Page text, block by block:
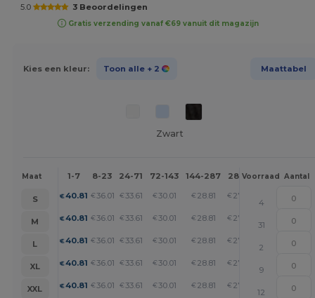
5.0 3 Beoordelingen
Gratis verzending vanaf €69 vanuit dit magazijn
Kies een kleur: Toon alle + 2 Maattabel
Zwart
Maat 1-7 8-23 24-71 72-143 144-287 288 + Meer
Voorraad Aantal
S €40.81 € 36.01 € 33.61 € 30.01 € 28.81 € 27.60
4
M
€40.81 € 36.01 € 33.61 € 30.01 € 28.81 € 27.60
31
L
€40.81 € 36.01 € 33.61 € 30.01 € 28.81 € 27.60
2
XL
€40.81 € 36.01 € 33.61 € 30.01 € 28.81 € 27.60
9
XXL
€40.81 € 36.01 € 33.61 € 30.01 € 28.81 € 27.60
12